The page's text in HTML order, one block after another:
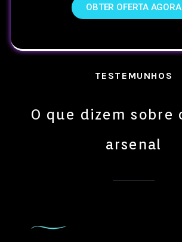
OBTER OFERTA AGORA
TESTEMUNHOS
O que dizem sobre
arsenal